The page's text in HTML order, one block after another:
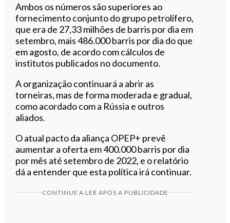
Ambos os números são superiores ao
fornecimento conjunto do grupo petrolífero,
que era de 27,33 milhões de barris por dia em
setembro, mais 486.000 barris por dia do que
em agosto, de acordo com cálculos de
institutos publicados no documento.
A organização continuará a abrir as
torneiras, mas de forma moderada e gradual,
como acordado com a Rússia e outros
aliados.
O atual pacto da aliança OPEP+ prevê
aumentar a oferta em 400.000 barris por dia
por mês até setembro de 2022, e o relatório
dá a entender que esta política irá continuar.
CONTINUE A LER APÓS A PUBLICIDADE